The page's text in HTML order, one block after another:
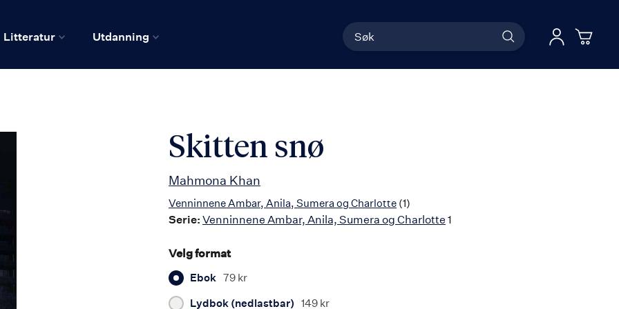
Litteratur Utdanning
Søk Logg
Skitten snø
Mahmona Khan
Venninnene Ambar, Anila, Sumera og Charlotte (1)
Serie: Venninnene Ambar, Anila, Sumera og Charlotte 1
Velg format
Ebok 79 kr
Lydbok (nedlastbar) 149 kr